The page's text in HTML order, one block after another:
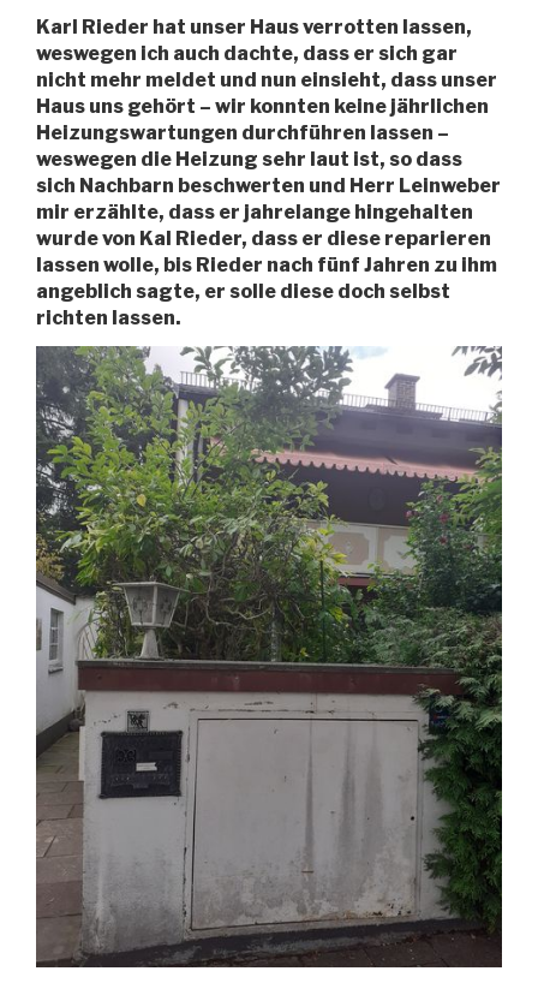
Karl Rieder hat unser Haus verrotten lassen,
weswegen ich auch dachte, dass er sich gar
nicht mehr meldet und nun einsieht, dass unser
Haus uns gehört – wir konnten keine jährlichen
Heizungswartungen durchführen lassen –
weswegen die Heizung sehr laut ist, so dass
sich Nachbarn beschwerten und Herr Leinweber
mir erzählte, dass er jahrelange hingehalten
wurde von Kal Rieder, dass er diese reparieren
lassen wolle, bis Rieder nach fünf Jahren zu ihm
angeblich sagte, er solle diese doch selbst
richten lassen.